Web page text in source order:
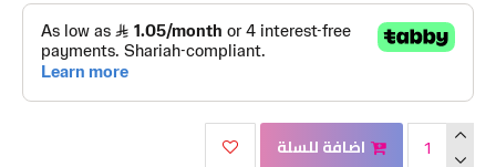
اضافة للسلة